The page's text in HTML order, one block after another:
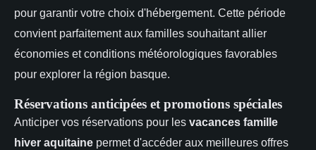
pour garantir votre choix d'hébergement. Cette période
convient parfaitement aux familles souhaitant allier
économies et conditions météorologiques favorables
pour explorer la région basque.
Réservations anticipées et promotions spéciales
Anticiper vos réservations pour les vacances famille
hiver aquitaine permet d'accéder aux meilleures offres